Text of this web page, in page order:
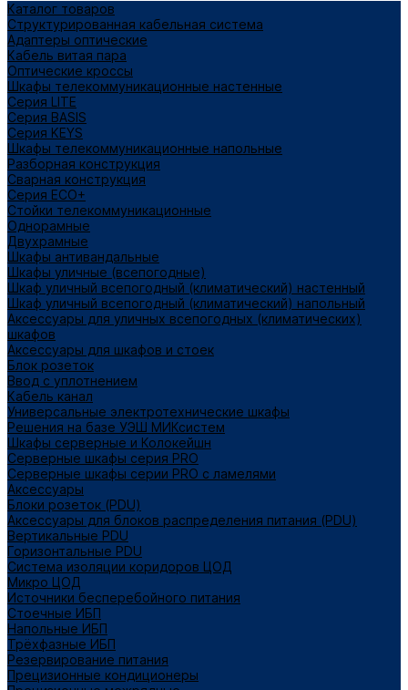
Каталог товаров
Структурированная кабельная система
Адаптеры оптические
Кабель витая пара
Оптические кроссы
Шкафы телекоммуникационные настенные
Cерия LITE
Cерия BASIS
Cерия KEYS
Шкафы телекоммуникационные напольные
Разборная конструкция
Сварная конструкция
Серия ECO+
Стойки телекоммуникационные
Однорамные
Двухрамные
Шкафы антивандальные
Шкафы уличные (всепогодные)
Шкаф уличный всепогодный (климатический) настенный
Шкаф уличный всепогодный (климатический) напольный
Аксессуары для уличных всепогодных (климатических)
шкафов
Аксессуары для шкафов и стоек
Блок розеток
Ввод с уплотнением
Кабель канал
Универсальные электротехнические шкафы
Решения на базе УЭШ МИКсистем
Шкафы серверные и Колокейшн
Серверные шкафы серия PRO
Серверные шкафы серии PRO с ламелями
Аксессуары
Блоки розеток (PDU)
Аксессуары для блоков распределения питания (PDU)
Вертикальные PDU
Горизонтальные PDU
Система изоляции коридоров ЦОД
Микро ЦОД
Источники бесперебойного питания
Стоечные ИБП
Напольные ИБП
Трёхфазные ИБП
Резервирование питания
Прецизионные кондиционеры